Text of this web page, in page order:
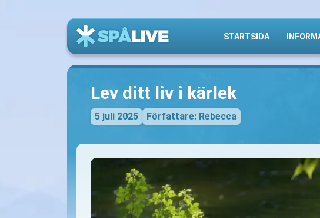
STARTSIDA
Lev ditt liv i kärlek
5 juli 2025 Författare: Rebecca